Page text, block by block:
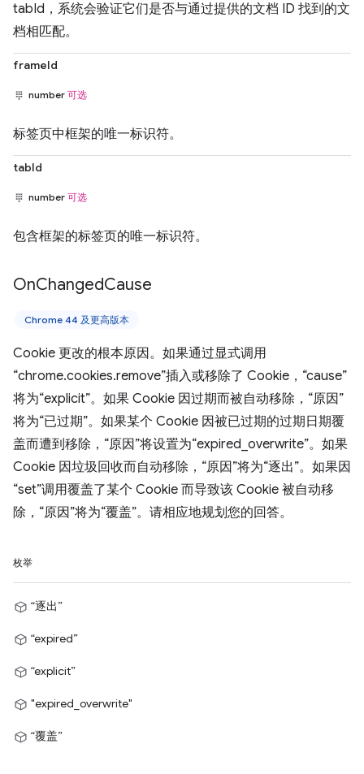
tabId，系统会验证它们是否与通过提供的文档 ID 找到的文
档相匹配。
frameId
number 可选
标签页中框架的唯一标识符。
tabId
number 可选
包含框架的标签页的唯一标识符。
OnChangedCause
Chrome 44 及更高版本
Cookie 更改的根本原因。如果通过显式调用
“chrome.cookies.remove”插入或移除了 Cookie，“cause”
将为“explicit”。如果 Cookie 因过期而被自动移除，“原因”
将为“已过期”。如果某个 Cookie 因被已过期的过期日期覆
盖而遭到移除，“原因”将设置为“expired_overwrite”。如果
Cookie 因垃圾回收而自动移除，“原因”将为“逐出”。如果因
“set”调用覆盖了某个 Cookie 而导致该 Cookie 被自动移
除，“原因”将为“覆盖”。请相应地规划您的回答。
枚举
“逐出”
“expired”
“explicit”
"expired_overwrite"
“覆盖”